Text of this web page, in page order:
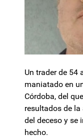
Un trader de 54
maniatado en
Córdoba, del
resultados de
del deceso y se
hecho.